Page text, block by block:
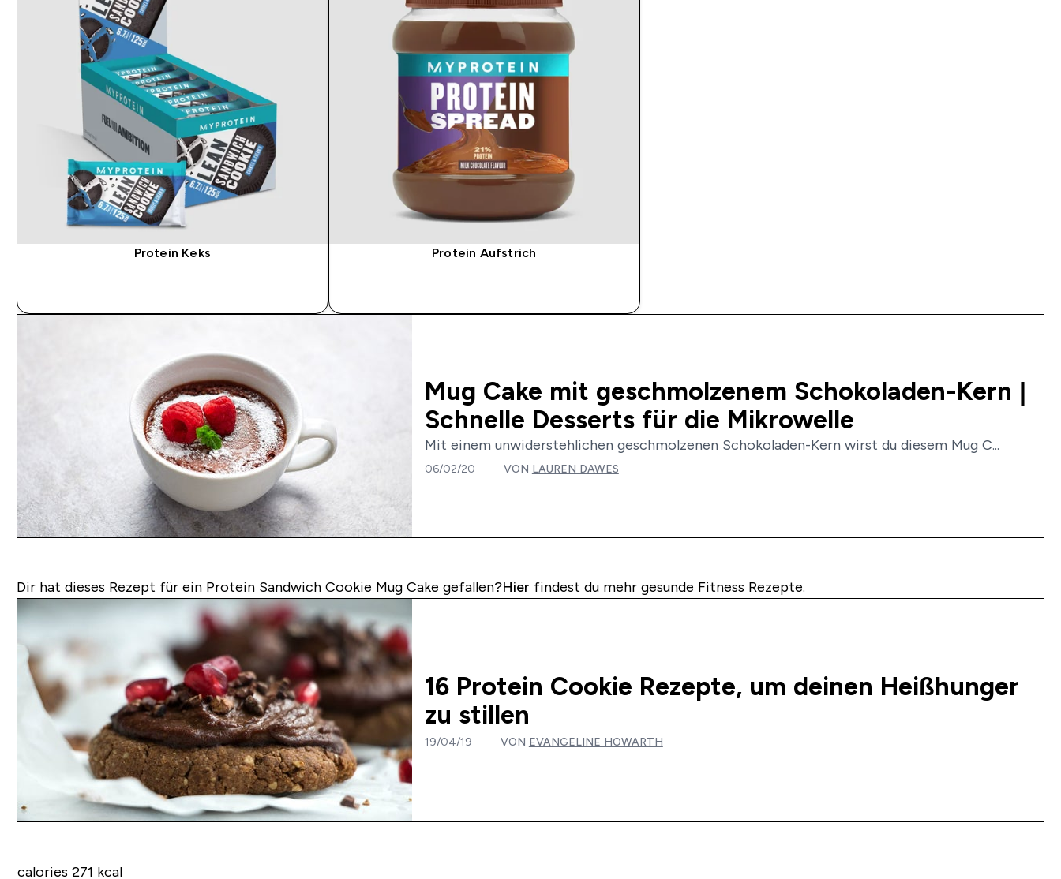
Protein Keks Protein Aufstrich
Mug Cake mit geschmolzenem Schokoladen-Kern |
Schnelle Desserts für die Mikrowelle
Mit einem unwiderstehlichen geschmolzenen Schokoladen-Kern wirst du diesem Mug C...
06/02/20 VON LAUREN DAWES
Dir hat dieses Rezept für ein Protein Sandwich Cookie Mug Cake gefallen?Hier findest du mehr gesunde Fitness Rezepte.
16 Protein Cookie Rezepte, um deinen Heißhunger
zu stillen
19/04/19 VON EVANGELINE HOWARTH
calories 271 kcal